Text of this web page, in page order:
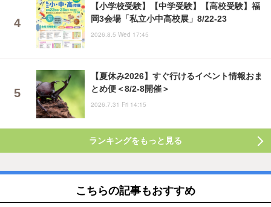
【小学校受験】【中学受験】【高校受験】福
岡3会場「私立小中高校展」8/22-23
2026.8.5 Wed 17:45
【夏休み2026】すぐ行けるイベント情報おま
とめ便＜8/2-8開催＞
2026.7.31 Fri 14:15
ランキングをもっと見る
こちらの記事もおすすめ